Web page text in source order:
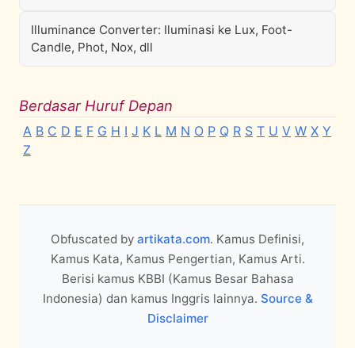
Illuminance Converter: Iluminasi ke Lux, Foot-
Candle, Phot, Nox, dll
Berdasar Huruf Depan
A B C D E F G H I J K L M N O P Q R S T U V W X Y
Z
Obfuscated by artikata.com. Kamus Definisi,
Kamus Kata, Kamus Pengertian, Kamus Arti.
Berisi kamus KBBI (Kamus Besar Bahasa
Indonesia) dan kamus Inggris lainnya. Source &
Disclaimer